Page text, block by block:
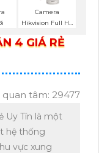
Camera
Hikvision Full Hd
4 GIÁ RẺ
quan tâm: 29477
Uy Tín là một
hệ thống
vực xung